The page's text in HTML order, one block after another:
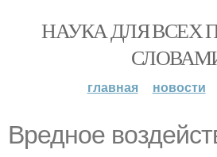
НАУКА ДЛЯ ВСЕХ
главная новости
Вредное